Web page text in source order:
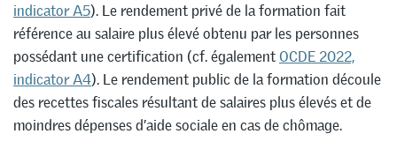
indicator A5). Le rendement privé de la formation fait
référence au salaire plus élevé obtenu par les personnes
possédant une certification (cf. égalementOCDE 2022,
indicator A4). Le rendement public de la formation découle
des recettes fiscales résultant de salaires plus élevés et de
moindres dépenses d’aide sociale en cas de chômage.